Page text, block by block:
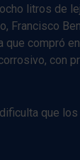
litros de
Francisco
que compró
con
que